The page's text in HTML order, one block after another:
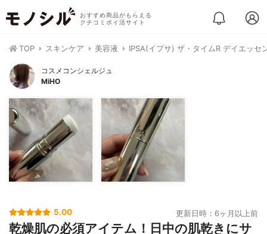
おすすめ商品がもらえる
クチコミポイ活サイト
TOP スキンケア 美容液 IPSA(イプサ) ザ・タイムR デイエッセ
コスメコンシェルジュ
MiHO
5.00 更新日時：6ヶ月以上前
乾燥肌の必須アイテム！日中の肌乾きにサ